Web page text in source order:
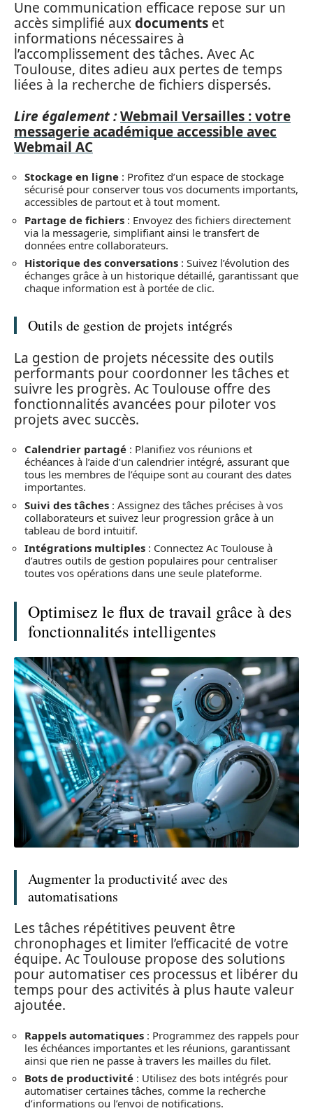
Une communication efficace repose sur un
accès simplifié auxdocuments et
informations nécessaires à
l’accomplissement des tâches. Avec Ac
Toulouse, dites adieu aux pertes de temps
liées à la recherche de fichiers dispersés.
Lire également :Webmail Versailles : votre
messagerie académique accessible avec
Webmail AC
Stockage en ligne : Profitez d’un espace de stockage
sécurisé pour conserver tous vos documents importants,
accessibles de partout et à tout moment.
Partage de fichiers : Envoyez des fichiers directement
via la messagerie, simplifiant ainsi le transfert de
données entre collaborateurs.
Historique des conversations : Suivez l’évolution des
échanges grâce à un historique détaillé, garantissant que
chaque information est à portée de clic.
Outils de gestion de projets intégrés
La gestion de projets nécessite des outils
performants pour coordonner les tâches et
suivre les progrès. Ac Toulouse offre des
fonctionnalités avancées pour piloter vos
projets avec succès.
Calendrier partagé : Planifiez vos réunions et
échéances à l’aide d’un calendrier intégré, assurant que
tous les membres de l’équipe sont au courant des dates
importantes.
Suivi des tâches : Assignez des tâches précises à vos
collaborateurs et suivez leur progression grâce à un
tableau de bord intuitif.
Intégrations multiples : Connectez Ac Toulouse à
d’autres outils de gestion populaires pour centraliser
toutes vos opérations dans une seule plateforme.
Optimisez le flux de travail grâce à des
fonctionnalités intelligentes
Augmenter la productivité avec des
automatisations
Les tâches répétitives peuvent être
chronophages et limiter l’efficacité de votre
équipe. Ac Toulouse propose des solutions
pour automatiser ces processus et libérer du
temps pour des activités à plus haute valeur
ajoutée.
Rappels automatiques : Programmez des rappels pour
les échéances importantes et les réunions, garantissant
ainsi que rien ne passe à travers les mailles du filet.
Bots de productivité : Utilisez des bots intégrés pour
automatiser certaines tâches, comme la recherche
d’informations ou l’envoi de notifications.